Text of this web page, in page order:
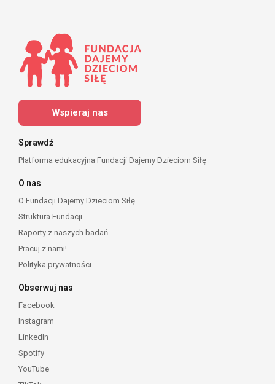
Wspieraj nas
Sprawdź
Platforma edukacyjna Fundacji Dajemy Dzieciom Siłę
O nas
O Fundacji Dajemy Dzieciom Siłę
Struktura Fundacji
Raporty z naszych badań
Pracuj z nami!
Polityka prywatności
Obserwuj nas
Facebook
Instagram
LinkedIn
Spotify
YouTube